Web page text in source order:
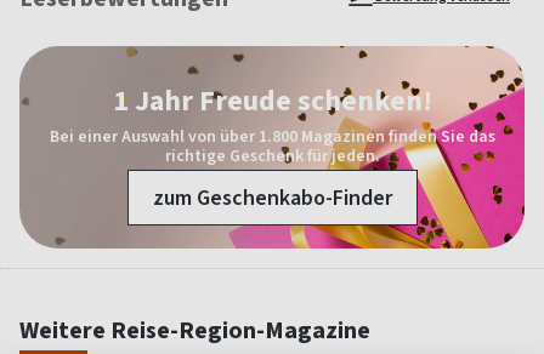
1 Jahr Freude schenken!
Bei einer Auswahl von über 1.800 Magazinen finden Sie das
richtige Geschenk für jeden.
zum Geschenkabo-Finder
Weitere Reise-Region-Magazine